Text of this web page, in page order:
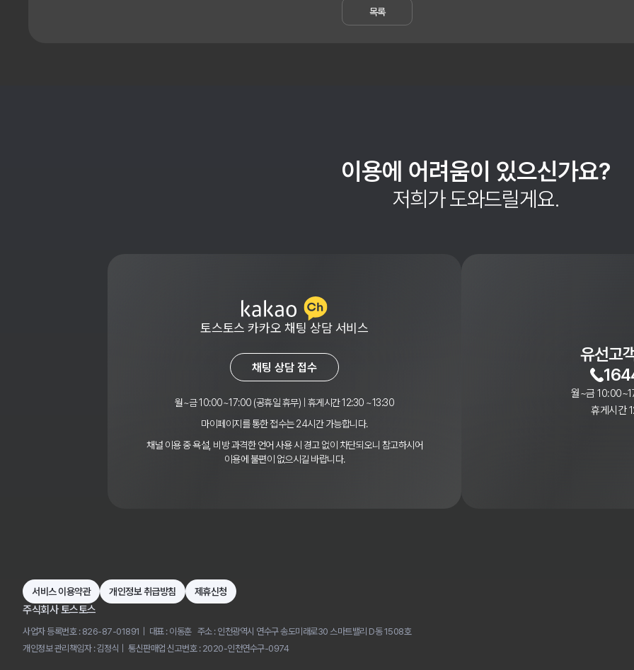
목록
이용에 어려움이 있으신가요?
저희가 도와드릴게요.
토스토스 카카오 채팅 상담 서비스
채팅 상담 접수
월~금 10:00~17:00 (공휴일 휴무) | 휴게시간 12:30 ~13:30
마이페이지를 통한 접수는 24시간 가능합니다.
채널 이용 중 욕설, 비방 과격한 언어 사용 시 경고 없이 차단되오니 참고하시어
이용에 불편이 없으시길 바랍니다.
유선고
월~금
휴게시간
서비스 이용약관 개인정보 취급방침 제휴신청
주식회사 토스토스
사업자 등록번호 : 826-87-01891 대표 : 이동훈 주소 : 인천광역시 연수구 송도미래로30 스마트밸리 D동 1508호
개인정보 관리책임자 : 김정식
통신판매업 신고번호 : 2020-인천연수구-0974